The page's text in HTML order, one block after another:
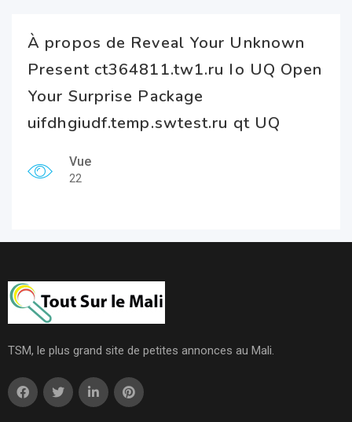
À propos de Reveal Your Unknown
Present ct364811.tw1.ru Io UQ Open
Your Surprise Package
uifdhgiudf.temp.swtest.ru qt UQ
Vue
22
TSM, le plus grand site de petites annonces au Mali.